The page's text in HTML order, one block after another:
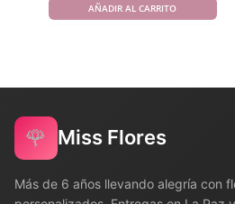
AÑADIR AL CARRITO
🌹 Miss Flores
Más de 6 años llevando alegría con